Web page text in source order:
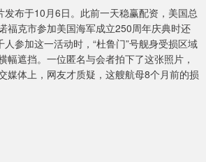
发布于10月6日。此前一天稳赢配资，美国总
福克市参加美国海军成立250周年庆典时还
人参加这一活动时，“杜鲁门”号舰身受损区域
幅遮挡。一位匿名与会者拍下了这张照片，
媒体上，网友才质疑，这艘航母8个月前的损